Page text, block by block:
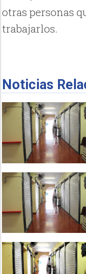
otras personas
trabajarlos.
Noticias